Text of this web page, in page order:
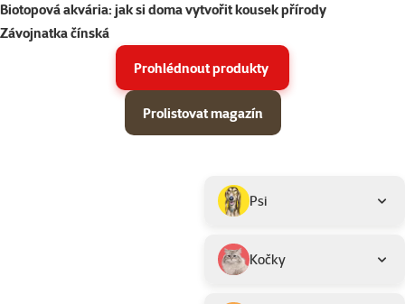
Biotopová akvária: jak si doma vytvořit kousek přírody
Závojnatka čínská
Prohlédnout produkty
Prolistovat magazín
Podkategorie
Psi
Kočky